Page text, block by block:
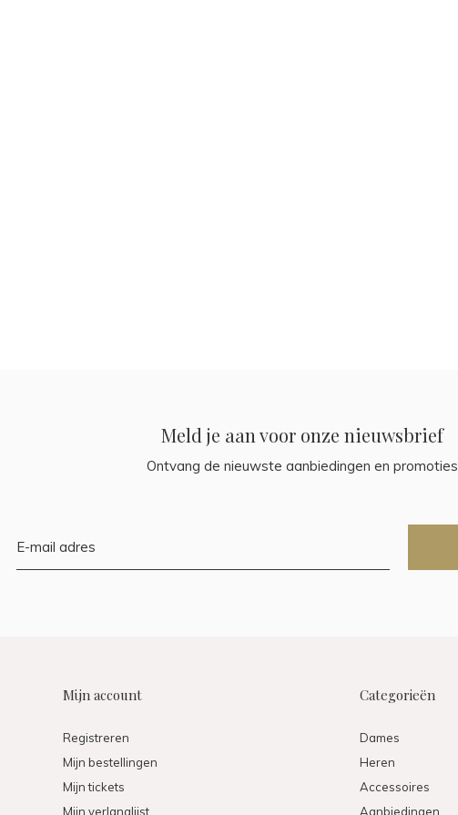
Meld je aan voor onze nieuwsbrief
Ontvang de nieuwste aanbiedingen en promoties
Mijn account
Registreren
Mijn bestellingen
Mijn tickets
Mijn verlanglijst
Categorieën
Dames
Heren
Accessoires
Aanbiedingen